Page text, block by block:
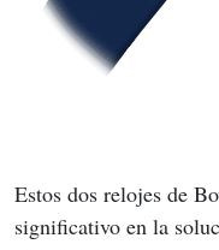
Estos dos relojes de
significativo en la